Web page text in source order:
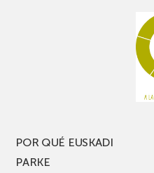
PARKEA
MUSIK
POR QUÉ EUSKADI
PARKE